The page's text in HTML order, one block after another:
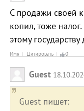
С продажи своей
копил, тоже
этому
Имя Цитировать 0
Guest
Guest пишет: